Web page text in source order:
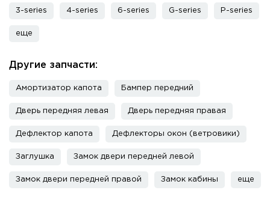
3-series 4-series 6-series G-series P-series
еще
Другие запчасти:
Амортизатор капота Бампер передний
Дверь передняя левая Дверь передняя правая
Дефлектор капота Дефлекторы окон (ветровики)
Заглушка Замок двери передней левой
Замок двери передней правой Замок кабины еще